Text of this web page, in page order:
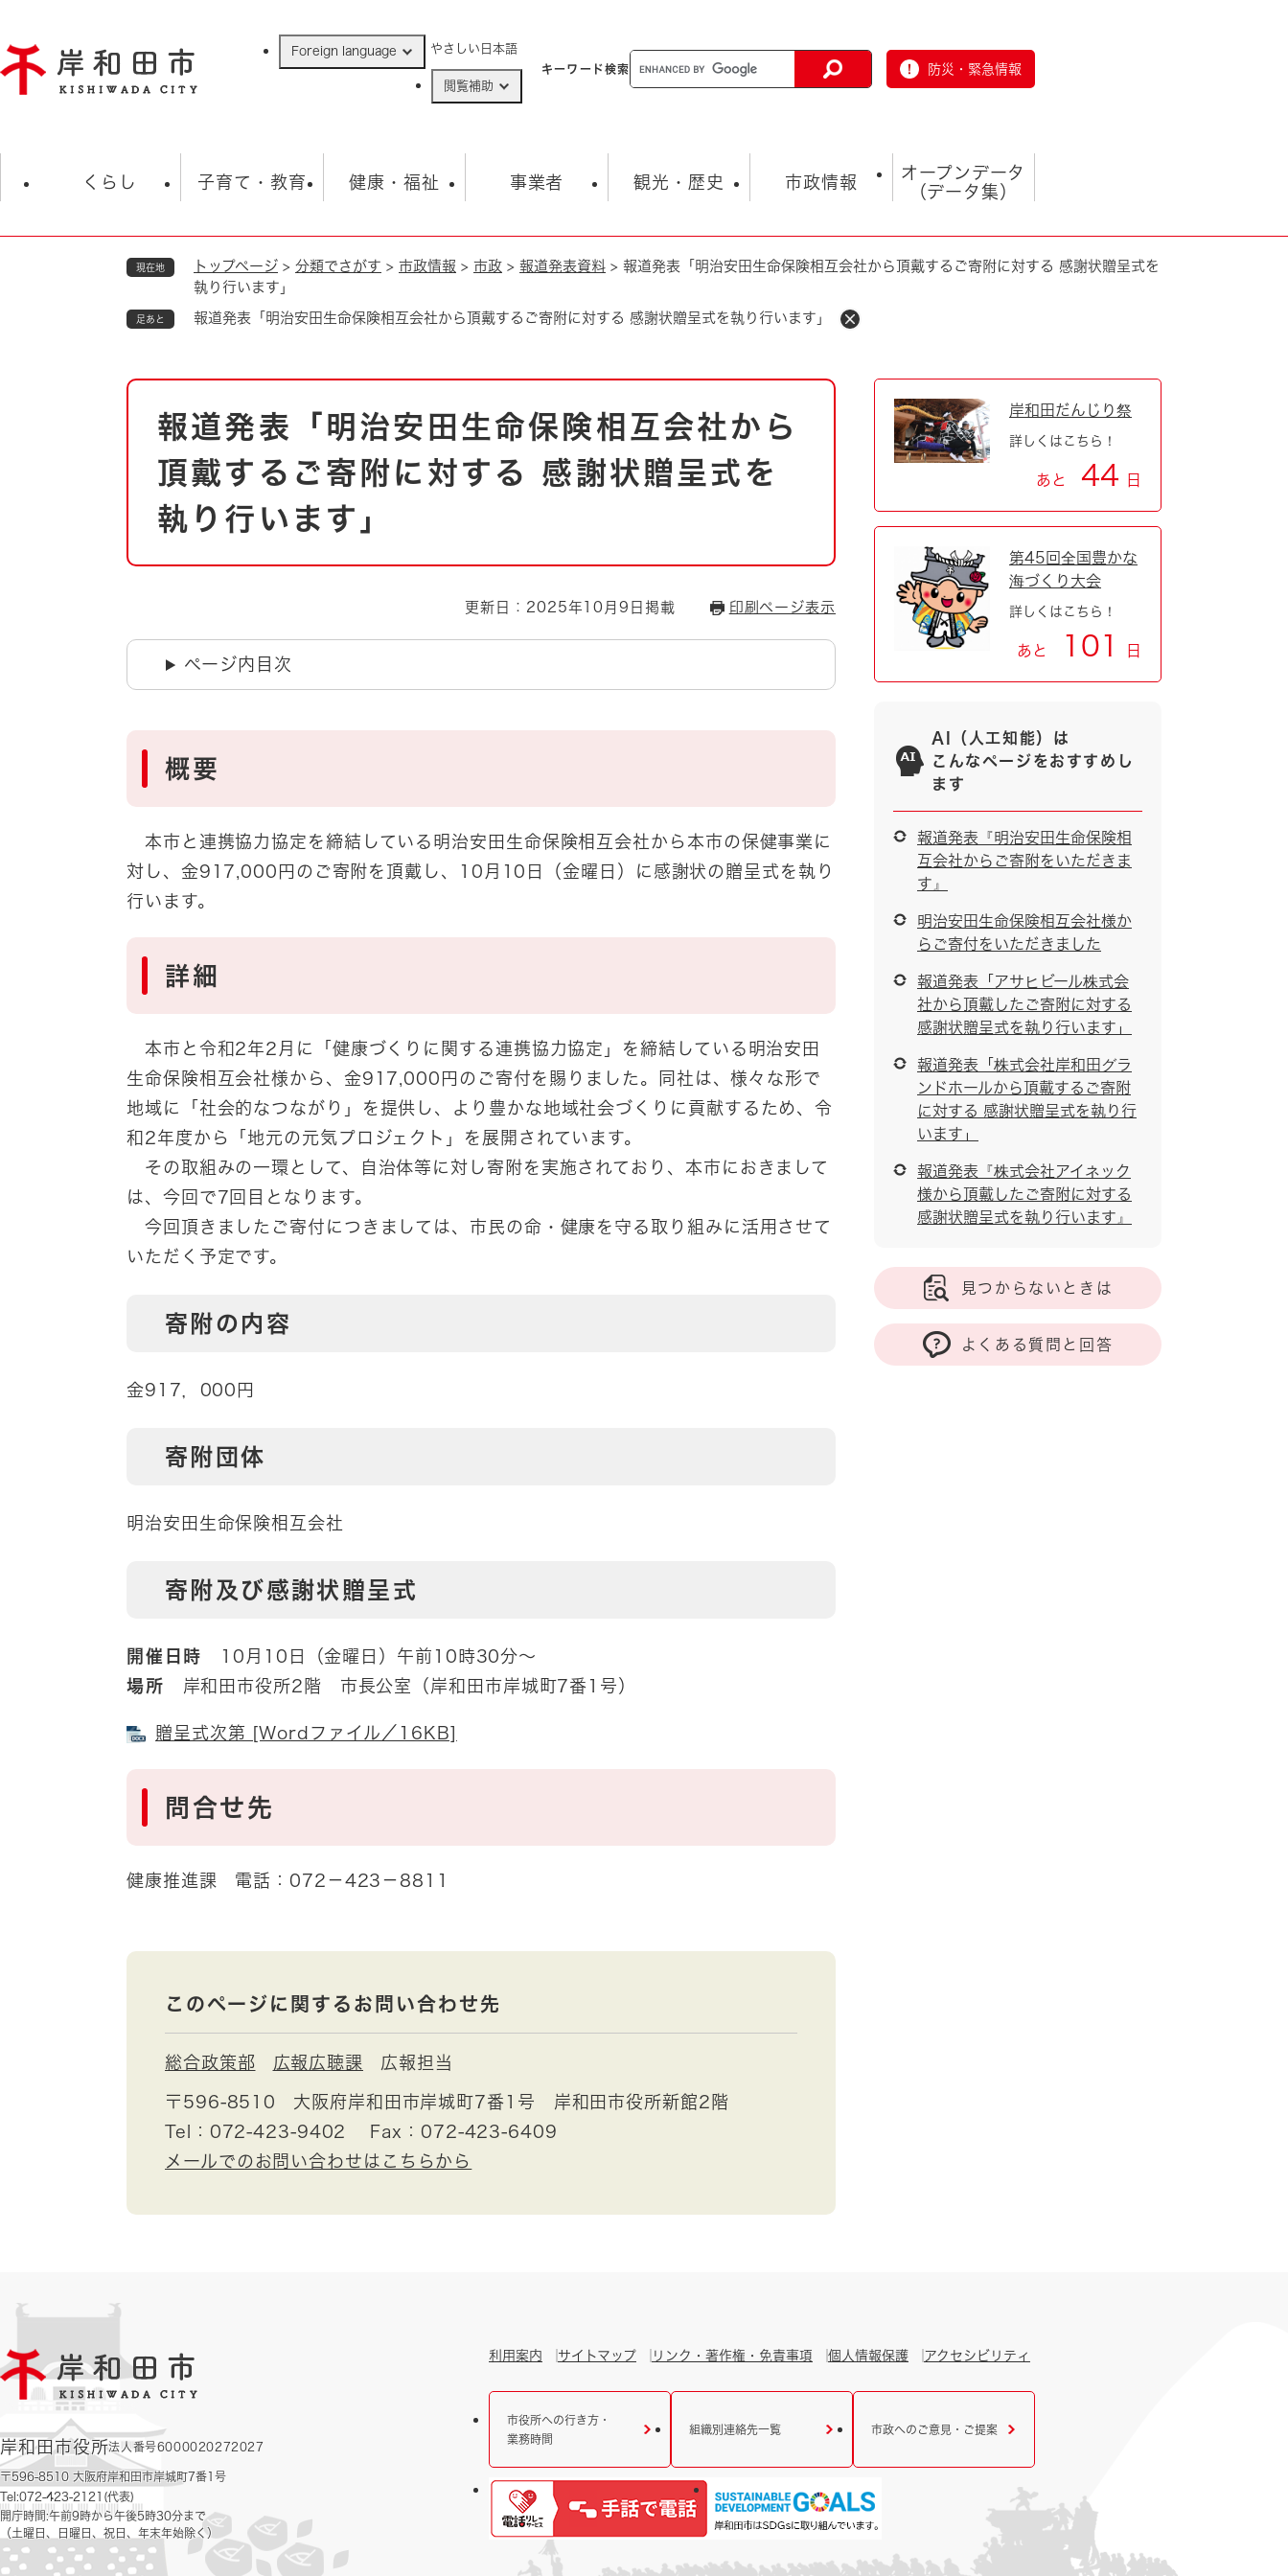
ジ
の
Foreign language やさしい日本語
閲覧補助
キーワード検索 防災・緊急情報
くらし
住民票・戸籍
保険・年金
自然・環境・公園
おくやみ
男女共同参画
地域コミュニティ・ボラン
国際交流
子育て・教育
学校 子育て
健康・福祉
福祉・健康・生活 生涯学習・スポーツ
事業者
入札・契約情報 まちづくり・協働
産業振興 税金
観光・歴史
観光 観光スポット
歴史 動画情報
市政情報
市の概要 総合計画
行財政 人権・平和
とじる
オープンデータ
（データ集）
オープンデータ
現在地 トップページ > 分類でさがす > 市政情報 > 市政 > 報道発表資料 > 報道発表「明治安田生命保険相互会社から頂戴するご寄附に対する 感謝状贈呈式を
執り行います」
足あと 報道発表「明治安田生命保険相互会社から頂戴するご寄附に対する 感謝状贈呈式を執り行います」
本
報道発表「明治安田生命保険相互会社から
頂戴するご寄附に対する 感謝状贈呈式を
執り行います」
更新日：2025年10月9日掲載 印刷ページ表示
ページ内目次
概要
本市と連携協力協定を締結している明治安田生命保険相互会社から本市の保健事業に
対し、金917,000円のご寄附を頂戴し、10月10日（金曜日）に感謝状の贈呈式を執り
行います。
詳細​
本市と令和2年2月に「健康づくりに関する連携協力協定」を締結している明治安田
生命保険相互会社様から、金917,000円のご寄付を賜りました。同社は、様々な形で
地域に「社会的なつながり」を提供し、より豊かな地域社会づくりに貢献するため、令
和2年度から「地元の元気プロジェクト」を展開されています。
その取組みの一環として、自治体等に対し寄附を実施されており、本市におきまして
は、今回で7回目となります。
今回頂きましたご寄付につきましては、市民の命・健康を守る取り組みに活用させて
いただく予定です。
寄附の内容
金917，000円
寄附団体
明治安田生命保険相互会社
寄附及び感謝状贈呈式
開催日時
10月10日（金曜日）午前10時30分～
場所 岸和田市役所2階 市長公室（岸和田市岸城町7番1号）
贈呈式次第 [Wordファイル／16KB]
問合せ先
健康推進課 電話：072－423－8811
このページに関するお問い合わせ先
総合政策部 広報広聴課 広報担当
〒596-8510
大阪府岸和田市岸城町7番1号 岸和田市役所新館2階
Tel：072-423-9402
Fax：072-423-6409
メールでのお問い合わせはこちらから
岸和田だんじり祭
詳しくはこちら！
あと 44 日
第45回全国豊かな
海づくり大会
詳しくはこちら！
あと 101 日
AI（人工知能）は
こんなページをおすすめし
ます
報道発表『明治安田生命保険相
互会社からご寄附をいただきま
す』
明治安田生命保険相互会社様か
らご寄付をいただきました
報道発表「アサヒビール株式会
社から頂戴したご寄附に対する
感謝状贈呈式を執り行います」
報道発表「株式会社岸和田グラ
ンドホールから頂戴するご寄附
に対する 感謝状贈呈式を執り行
います」
報道発表『株式会社アイネック
様から頂戴したご寄附に対する
感謝状贈呈式を執り行います』
見つからないときは
よくある質問と回答
岸和田市役所法人番号6000020272027
〒596-8510 大阪府岸和田市岸城町7番1号
Tel:072-423-2121(代表)
開庁時間:午前9時から午後5時30分まで
（土曜日、日曜日、祝日、年末年始除く）
利用案内 サイトマップ リンク・著作権・免責事項 個人情報保護 アクセシビリティ
市役所への行き方・
業務時間
組織別連絡先一覧 市政へのご意見・ご提案